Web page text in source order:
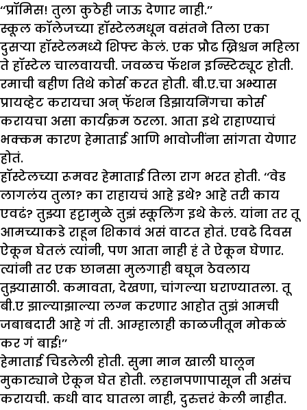
‘‘प्रॉमिस! तुला कुठेही जाऊ देणार नाही.’’
स्कूल कॉलेजच्या हॉस्टेलमधून वसंतने तिला एका
दुसऱ्या हॉस्टेलमध्ये शिफ्ट केलं. एक प्रौढ ख्रिश्चन महिला
ते हॉस्टेल चालवायची. जवळच फॅशन इन्स्टिट्यूट होती.
रमाची बहीण तिथे कोर्स करत होती. बी.ए.चा अभ्यास
प्रायव्हेट करायचा अन् फॅशन डिझायनिंगचा कोर्स
करायचा असा कार्यक्रम ठरला. आता इथे राहाण्याचं
भक्कम कारण हेमाताई आणि भावोजींना सांगता येणार
होतं.
हॉस्टेलच्या रूमवर हेमाताई तिला राग भरत होती. ‘‘वेड
लागलंय तुला? का राहायचं आहे इथे? आहे तरी काय
एवढं? तुझ्या हट्टामुळे तुझं स्कूलिंग इथे केलं. यांना तर तू
आमच्याकडे राहून शिकावं असं वाटत होतं. एवढे दिवस
ऐकून घेतलं त्यांनी, पण आता नाही हं ते ऐकून घेणार.
त्यांनी तर एक छानसा मुलगाही बघून ठेवलाय
तुझ्यासाठी. कमावता, देखणा, चांगल्या घराण्यातला. तू
बी.ए झाल्याझाल्या लग्न करणार आहोत तुझं आमची
जबाबदारी आहे गं ती. आम्हालाही काळजीतून मोकळं
कर गं बाई!’’
हेमाताई चिडलेली होती. सुमा मान खाली घालून
मुकाट्याने ऐकून घेत होती. लहानपणापासून ती असंच
करायची. कधी वाद घातला नाही, दुरुत्तरं केली नाहीत.